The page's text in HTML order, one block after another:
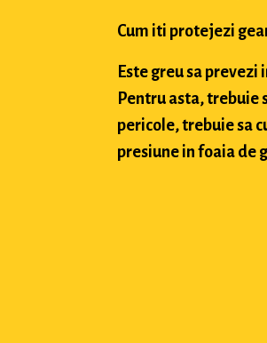
Cum iti protejezi
Este greu sa
Pentru asta, trebuie
pericole, trebuie sa
presiune in foaia de